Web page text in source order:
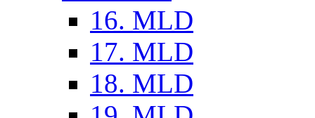
16. MLD
17. MLD
18. MLD